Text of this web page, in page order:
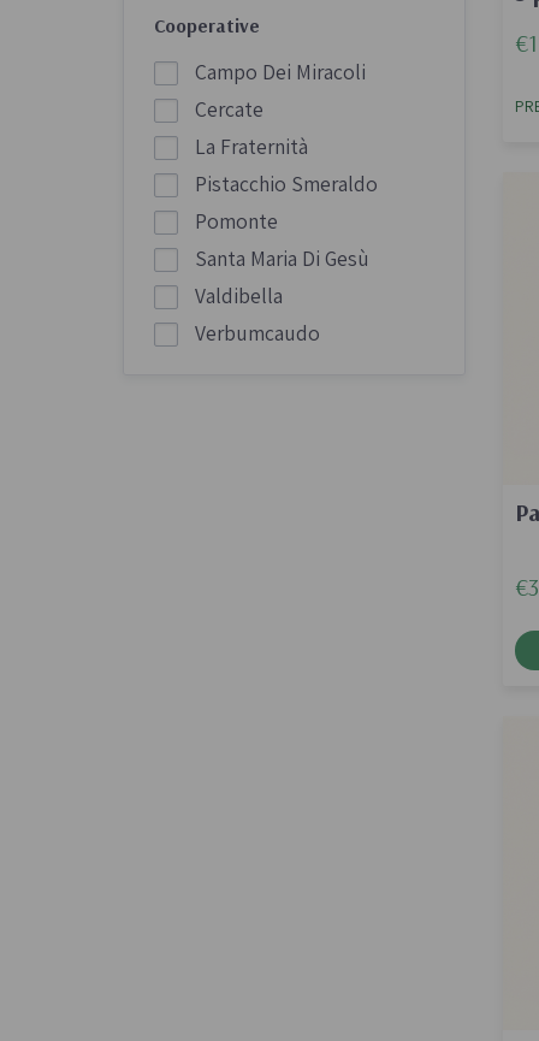
Cooperative
Campo Dei Miracoli
Cercate
La Fraternità
Pistacchio Smeraldo
Pomonte
Santa Maria Di Gesù
Valdibella
Verbumcaudo